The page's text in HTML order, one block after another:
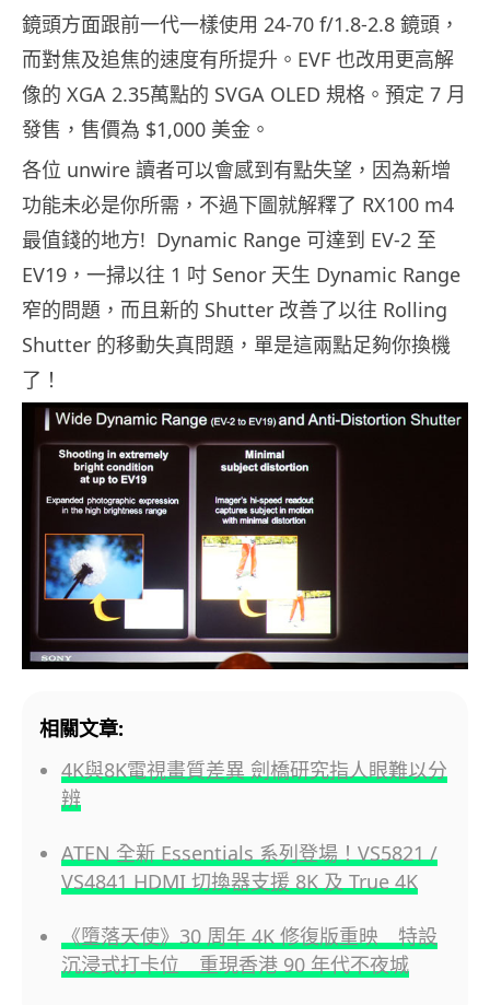
鏡頭方面跟前一代一樣使用 24-70 f/1.8-2.8 鏡頭，
而對焦及追焦的速度有所提升。EVF 也改用更高解
像的 XGA 2.35萬點的 SVGA OLED 規格。預定 7 月
發售，售價為 $1,000 美金。
各位 unwire 讀者可以會感到有點失望，因為新增
功能未必是你所需，不過下圖就解釋了 RX100 m4
最值錢的地方! Dynamic Range 可達到 EV-2 至
EV19，一掃以往 1 吋 Senor 天生 Dynamic Range
窄的問題，而且新的 Shutter 改善了以往 Rolling
Shutter 的移動失真問題，單是這兩點足夠你換機
了！
相關文章:
4K與8K電視畫質差異 劍橋研究指人眼難以分
辨
ATEN 全新 Essentials 系列登場！VS5821 /
VS4841 HDMI 切換器支援 8K 及 True 4K
《墮落天使》30 周年 4K 修復版重映 特設
沉浸式打卡位 重現香港 90 年代不夜城